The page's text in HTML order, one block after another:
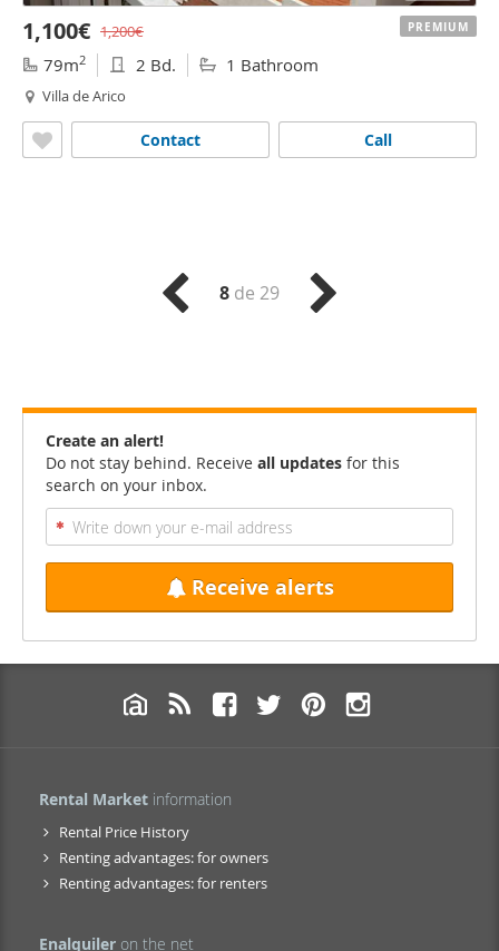
1,100€ 1,200€
79m2 2 Bd. 1 Bathroom
Villa de Arico
Call
Contact
PREMIUM
8 de 29
Create an alert!
Do not stay behind. Receive all updates for this
search on your inbox.
Receive alerts
Rental Market information
Rental Price History
Renting advantages: for owners
Renting advantages: for renters
Enalquiler on the net